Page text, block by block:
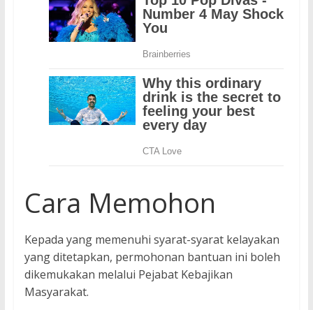
Cara Memohon
Kepada yang memenuhi syarat-syarat kelayakan
yang ditetapkan, permohonan bantuan ini boleh
dikemukakan melalui Pejabat Kebajikan
Masyarakat.